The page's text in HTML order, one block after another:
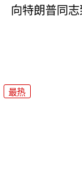
向特朗普同
最热